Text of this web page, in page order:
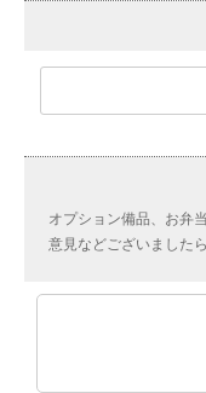
オプション備品、お弁
意見などございました